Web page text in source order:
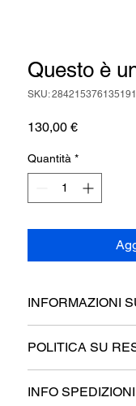
Questo è
SKU: 284215376135191
130,00 €Prezzo
Quantità *
INFORMAZIONI
perfetto per
prodotto, come
POLITICA SU
perfetto per far
INFO SPEDIZIONI